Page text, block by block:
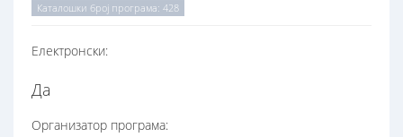
Каталошки број програма: 428
Електронски:
Да
Организатор програма: